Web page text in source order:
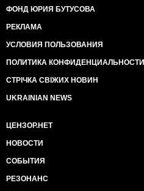
ФОНД ЮРИЯ БУТУСОВА
РЕКЛАМА
УСЛОВИЯ ПОЛЬЗОВАНИЯ
ПОЛИТИКА КОНФИДЕНЦИАЛЬНОСТИ
СТРІЧКА СВІЖИХ НОВИН
UKRAINIAN NEWS
ЦЕНЗОР.НЕТ
НОВОСТИ
СОБЫТИЯ
РЕЗОНАНС